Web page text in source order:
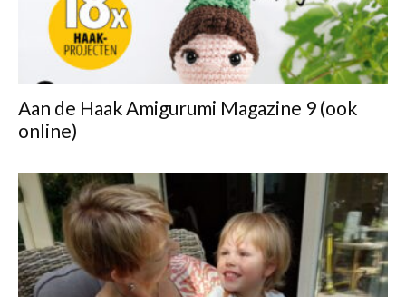
Aan de Haak Amigurumi Magazine 9 (ook
online)